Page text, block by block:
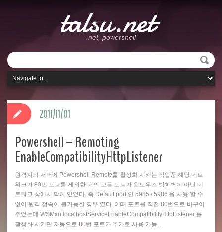
talsu.net
.net, powershell
Powershell – Remoting
EnableCompatibilityHttpListener
원격지의 서버에 Powershell Remote를 활성화 시키는 작업중 해당 네트
워크가 80번 포트를 제외한 거의 모든 포트가 윈도우즈 방화벽이 아닌 네
트워크 상에서 막혀 있었다. 즉 Default port 인 5985 / 5986 을 사용 할 수
없어 원격 접속이 불가능한 경우 였다. 이때 포트를 직접 80번으로 바꾸어
주었는데 WSMan:localhostServiceEnableCompatibilityHttpListener 를
활성화 시키면 자동으로 80번 포트가 추가로 사용 가능…
2011/11/01